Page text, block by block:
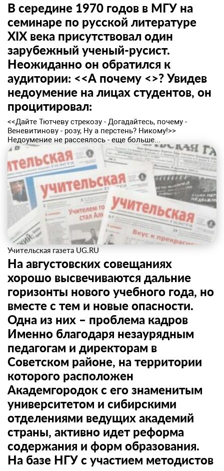
В середине 1970 годов в МГУ на
семинаре по русской литературе
XIX века присутствовал один
зарубежный ученый-русист.
Неожиданно он обратился к
аудитории: <<А почему <>? Увидев
недоумение на лицах студентов, он
процитировал:
<<Дайте Тютчеву стрекозу - Догадайтесь, почему -
Веневитинову - розу, Ну а перстень? Никому!>>
Недоумение не рассеялось - еще больше...
Учительская газета UG.RU
На августовских совещаниях
хорошо высвечиваются дальние
горизонты нового учебного года, но
вместе с тем и новые опасности.
Одна из них – проблема кадров
Именно благодаря незаурядным
педагогам и директорам в
Советском районе, на территории
которого расположен
Академгородок с его знаменитым
университетом и сибирскими
отделениями ведущих академий
страны, активно идет реформа
содержания и форм образования.
На базе НГУ с участием методистов